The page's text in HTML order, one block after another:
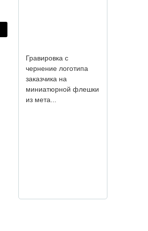
Гравировка с
чернение логотипа
заказчика на
миниатюрной флешки
из мета...
флешка для